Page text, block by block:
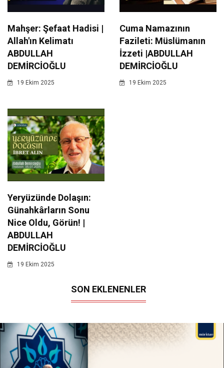
Mahşer: Şefaat Hadisi |
Allah'ın Kelimatı
ABDULLAH
DEMİRCİOĞLU
19 Ekim 2025
Cuma Namazının
Fazileti: Müslümanın
İzzeti |ABDULLAH
DEMİRCİOĞLU
19 Ekim 2025
Yeryüzünde Dolaşın:
Günahkârların Sonu
Nice Oldu, Görün! |
ABDULLAH
DEMİRCİOĞLU
19 Ekim 2025
SON EKLENENLER